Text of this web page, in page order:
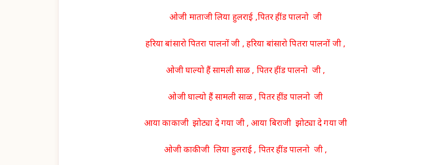
ओजी माताजी लिया हुलराई ,पितर हींड पालनो जी
हरिया बांसारो पितरा पालनों जी , हरिया बांसारो पितरा पालनों जी ,
ओजी घाल्यो हैं सामली साळ , पितर हींड पालनो जी ,
ओजी घाल्यो हैं सामली साळ , पितर हींड पालनो जी
आया काकाजी झोट्या दे गया जी , आया बिराजी झोट्या दे गया जी
ओजी काकीजी लिया हुलराई , पितर हींड पालनो जी ,